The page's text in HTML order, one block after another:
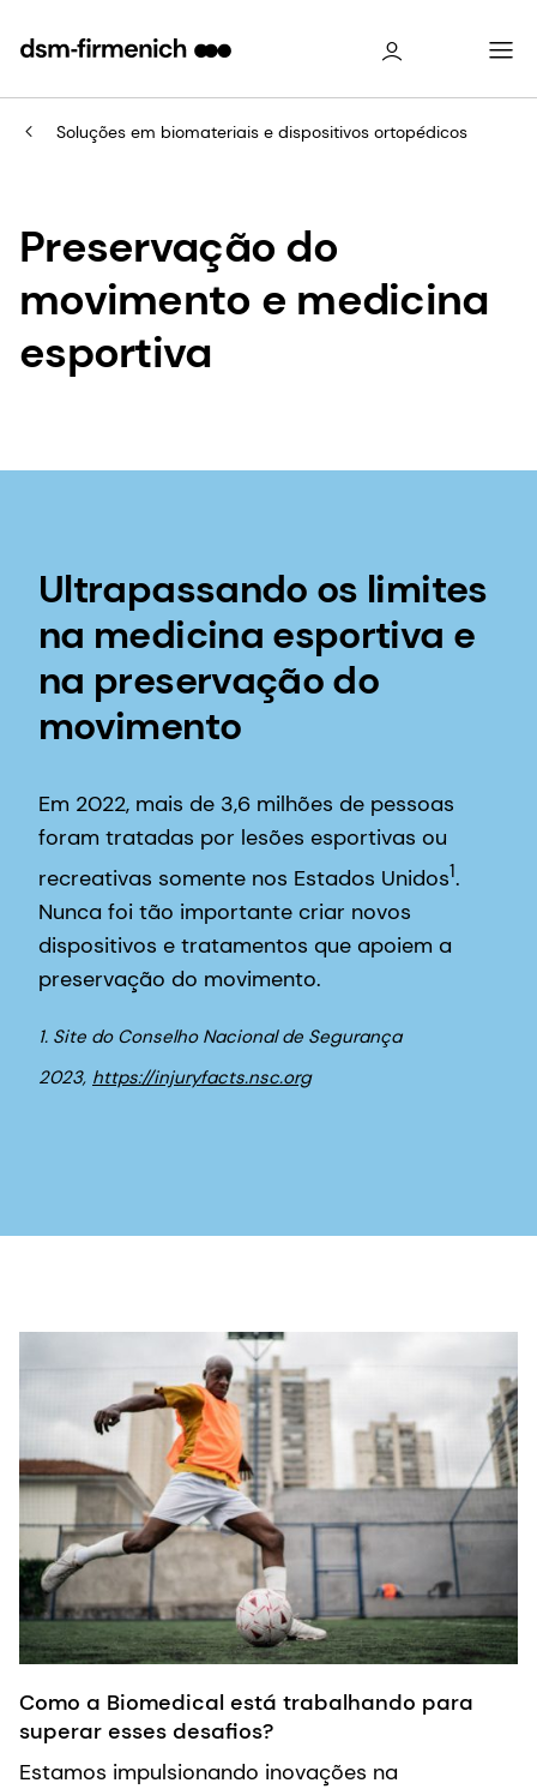
Soluções em biomateriais e dispositivos ortopédicos
Preservação do
movimento e medicina
esportiva
Ultrapassando os limites
na medicina esportiva e
na preservação do
movimento
Em 2022, mais de 3,6 milhões de pessoas
foram tratadas por lesões esportivas ou
recreativas somente nos Estados Unidos1.
Nunca foi tão importante criar novos
dispositivos e tratamentos que apoiem a
preservação do movimento.
1. Site do Conselho Nacional de Segurança
2023, https://injuryfacts.nsc.org
Como a Biomedical está trabalhando para
superar esses desafios?
Estamos impulsionando inovações na